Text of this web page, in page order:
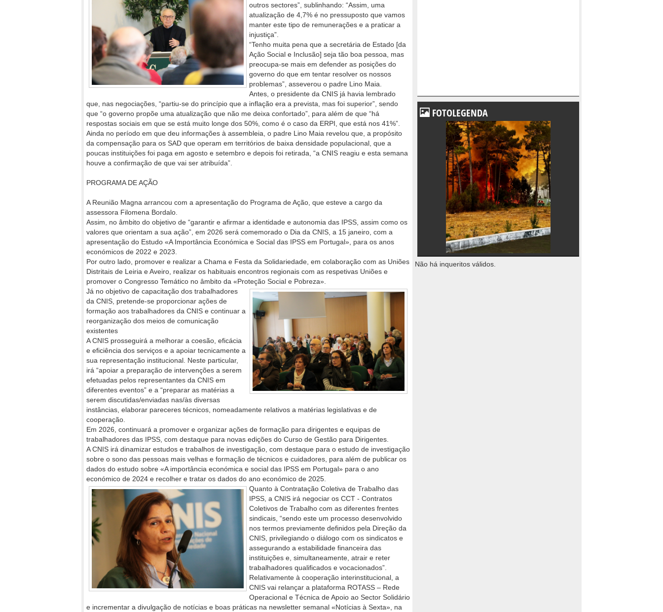
outros sectores”, sublinhando: “Assim, uma
atualização de 4,7% é no pressuposto que vamos
manter este tipo de remunerações e a praticar a
injustiça”.
“Tenho muita pena que a secretária de Estado [da
Ação Social e Inclusão] seja tão boa pessoa, mas
preocupa-se mais em defender as posições do
governo do que em tentar resolver os nossos
problemas”, asseverou o padre Lino Maia.
Antes, o presidente da CNIS já havia lembrado
que, nas negociações, “partiu-se do princípio que a inflação era a prevista, mas foi superior”, sendo
que “o governo propõe uma atualização que não me deixa confortado”, para além de que “há
respostas sociais em que se está muito longe dos 50%, como é o caso da ERPI, que está nos 41%”.
Ainda no período em que deu informações à assembleia, o padre Lino Maia revelou que, a propósito
da compensação para os SAD que operam em territórios de baixa densidade populacional, que a
poucas instituições foi paga em agosto e setembro e depois foi retirada, “a CNIS reagiu e esta semana
houve a confirmação de que vai ser atribuída”.
PROGRAMA DE AÇÃO
A Reunião Magna arrancou com a apresentação do Programa de Ação, que esteve a cargo da
assessora Filomena Bordalo.
Assim, no âmbito do objetivo de “garantir e afirmar a identidade e autonomia das IPSS, assim como os
valores que orientam a sua ação”, em 2026 será comemorado o Dia da CNIS, a 15 janeiro, com a
apresentação do Estudo «A Importância Económica e Social das IPSS em Portugal», para os anos
económicos de 2022 e 2023.
Por outro lado, promover e realizar a Chama e Festa da Solidariedade, em colaboração com as Uniões
Distritais de Leiria e Aveiro, realizar os habituais encontros regionais com as respetivas Uniões e
promover o Congresso Temático no âmbito da «Proteção Social e Pobreza».
Já no objetivo de capacitação dos trabalhadores
da CNIS, pretende-se proporcionar ações de
formação aos trabalhadores da CNIS e continuar a
reorganização dos meios de comunicação
existentes
A CNIS prosseguirá a melhorar a coesão, eficácia
e eficiência dos serviços e a apoiar tecnicamente a
sua representação institucional. Neste particular,
irá “apoiar a preparação de intervenções a serem
efetuadas pelos representantes da CNIS em
diferentes eventos” e a “preparar as matérias a
serem discutidas/enviadas nas/às diversas
instâncias, elaborar pareceres técnicos, nomeadamente relativos a matérias legislativas e de
cooperação.
Em 2026, continuará a promover e organizar ações de formação para dirigentes e equipas de
trabalhadores das IPSS, com destaque para novas edições do Curso de Gestão para Dirigentes.
A CNIS irá dinamizar estudos e trabalhos de investigação, com destaque para o estudo de investigação
sobre o sono das pessoas mais velhas e formação de técnicos e cuidadores, para além de publicar os
dados do estudo sobre «A importância económica e social das IPSS em Portugal» para o ano
económico de 2024 e recolher e tratar os dados do ano económico de 2025.
Quanto à Contratação Coletiva de Trabalho das
IPSS, a CNIS irá negociar os CCT - Contratos
Coletivos de Trabalho com as diferentes frentes
sindicais, “sendo este um processo desenvolvido
nos termos previamente definidos pela Direção da
CNIS, privilegiando o diálogo com os sindicatos e
assegurando a estabilidade financeira das
instituições e, simultaneamente, atrair e reter
trabalhadores qualificados e vocacionados”.
Relativamente à cooperação interinstitucional, a
CNIS vai relançar a plataforma ROTASS – Rede
Operacional e Técnica de Apoio ao Sector Solidário
e incrementar a divulgação de notícias e boas práticas na newsletter semanal «Notícias à Sexta», na
FOTOLEGENDA
Não há inqueritos válidos.